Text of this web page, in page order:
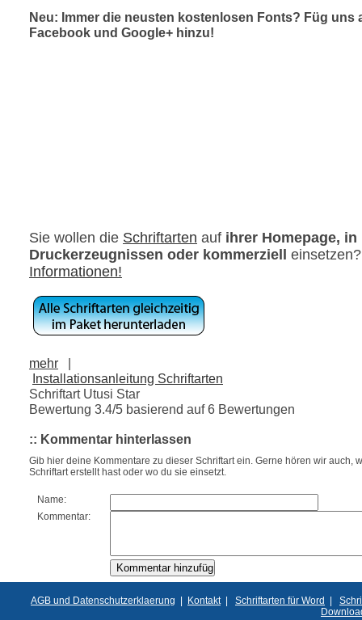
Neu: Immer die neusten kostenlosen Fonts? Füg uns
Facebook und Google+ hinzu!
Sie wollen die Schriftarten auf ihrer Homepage, in
Druckerzeugnissen oder kommerziell
Informationen!
mehr
|
Installationsanleitung Schriftarten
Schriftart Utusi Star
Bewertung 3.4/5 basierend auf6 Bewertungen
:: Kommentar hinterlassen
Gib hier deine Kommentare zu dieser Schriftart ein. Gerne hören wir auch,
Schriftart erstellt hast oder wo du sie einsetzt.
Name:
Kommentar:
AGB und Datenschutzerklaerung | Kontakt| Schriftarten für Word |